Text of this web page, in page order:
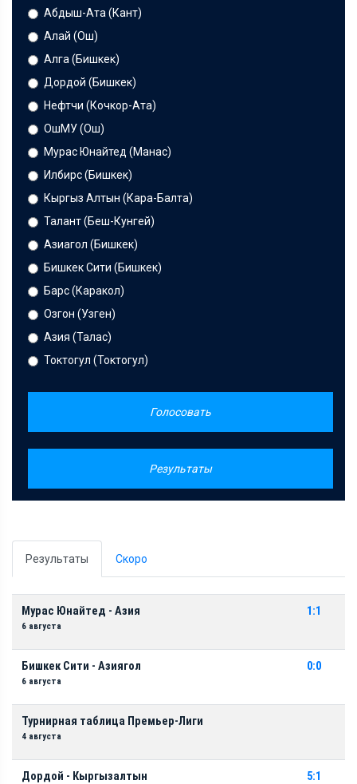
Абдыш-Ата (Кант)
Алай (Ош)
Алга (Бишкек)
Дордой (Бишкек)
Нефтчи (Кочкор-Ата)
ОшМУ (Ош)
Мурас Юнайтед (Манас)
Илбирс (Бишкек)
Кыргыз Алтын (Кара-Балта)
Талант (Беш-Кунгей)
Азиагол (Бишкек)
Бишкек Сити (Бишкек)
Барс (Каракол)
Озгон (Узген)
Азия (Талас)
Токтогул (Токтогул)
Голосовать
Результаты
Результаты Скоро
Мурас Юнайтед - Азия
6 августа
1:1
Бишкек Сити - Азиягол
6 августа
0:0
Турнирная таблица Премьер-Лиги
4 августа
Дордой - Кыргызалтын 5:1